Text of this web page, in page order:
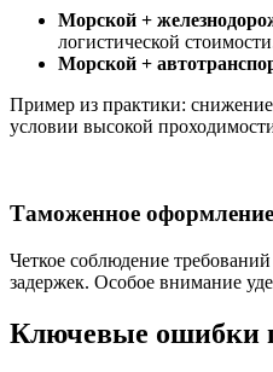
Морской +
логистической
Морской +
Пример из практики: снижение
условии высокой
Таможенное
Четкое соблюдение
задержек. Особое внимание
Ключевые ошибки